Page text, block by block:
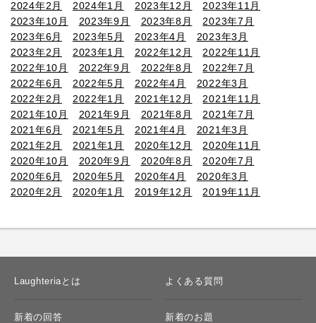
2024年2月
2024年1月 2023年12月
2023年11月
2023年10月
2023年9月 2023年8月
2023年7月
2023年6月
2023年5月 2023年4月
2023年3月
2023年2月
2023年1月 2022年12月
2022年11月
2022年10月
2022年9月 2022年8月
2022年7月
2022年6月
2022年5月 2022年4月
2022年3月
2022年2月
2022年1月 2021年12月
2021年11月
2021年10月
2021年9月 2021年8月
2021年7月
2021年6月
2021年5月 2021年4月
2021年3月
2021年2月
2021年1月 2020年12月
2020年11月
2020年10月
2020年9月 2020年8月
2020年7月
2020年6月
2020年5月 2020年4月
2020年3月
2020年2月
2020年1月 2019年12月 2019年11月
Laughteriaとは よくある質問
新着の回答 新着のお題